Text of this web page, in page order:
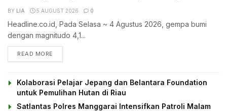
BY LIA 5 AUGUST 2026 0
Headline.co.id, Pada Selasa ~ 4 Agustus 2026, gempa bumi
dengan magnitudo 4,1...
READ MORE
Kolaborasi Pelajar Jepang dan Belantara Foundation
untuk Pemulihan Hutan di Riau
Satlantas Polres Manggarai Intensifkan Patroli Malam